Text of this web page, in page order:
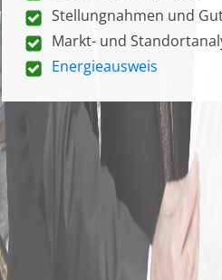
Stellungnahmen und
Markt- und
Energieausweis